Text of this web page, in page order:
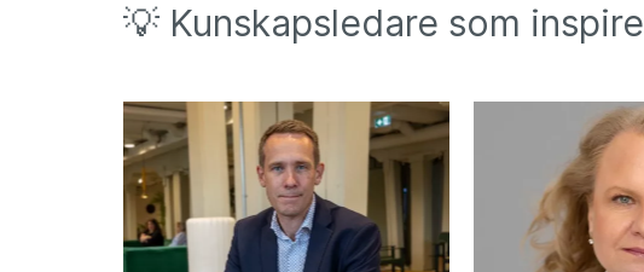
💡 Kunskapsledare som